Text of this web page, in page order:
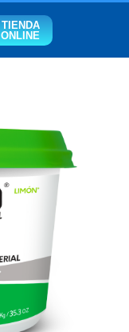
TIENDA
ONLINE